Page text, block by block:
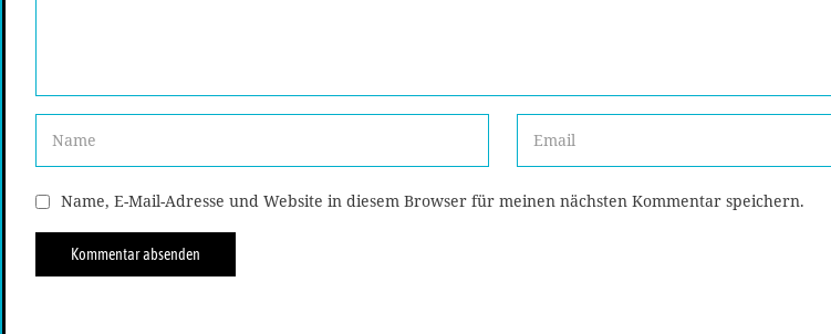
Name, E-Mail-Adresse und Website in diesem Browser für meinen nächsten Kommentar speichern.